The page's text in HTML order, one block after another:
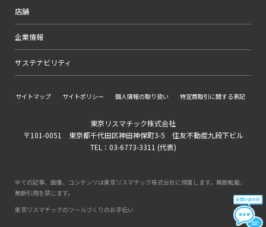
店舗
企業情報
サステナビリティ
サイトマップ サイトポリシー 個人情報の取り扱い 特定商取引に関する表記
東京リスマチック株式会社
〒101-0051 東京都千代田区神田神保町3-5 住友不動産九段下ビル
TEL：03-6773-3311 (代表)
全ての記事、画像、コンテンツは東京リスマチック株式会社に帰属します。無断転載、
無断引用を禁じます。
東京リスマチックのツールづくりのお手伝い